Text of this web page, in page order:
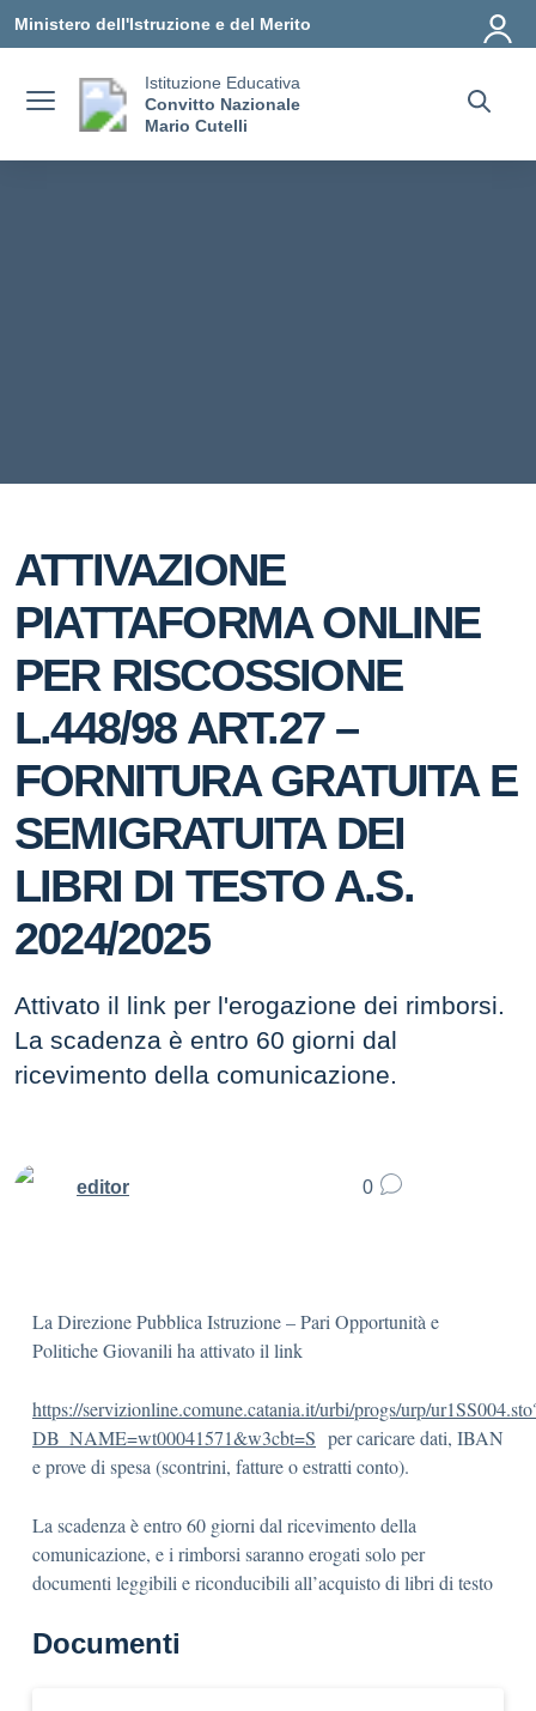
Ministero dell'Istruzione e del Merito
Istituzione Educativa
Convitto Nazionale
Mario Cutelli
ATTIVAZIONE
PIATTAFORMA ONLINE
PER RISCOSSIONE
L.448/98 ART.27 –
FORNITURA GRATUITA E
SEMIGRATUITA DEI
LIBRI DI TESTO A.S.
2024/2025
Attivato il link per l'erogazione dei rimborsi.
La scadenza è entro 60 giorni dal
ricevimento della comunicazione.
editor 0
La Direzione Pubblica Istruzione – Pari Opportunità e
Politiche Giovanili ha attivato il link
https://servizionline.comune.catania.it/urbi/progs/urp/
DB_NAME=wt00041571&w3cbt=S per caricare dati, IBAN
e prove di spesa (scontrini, fatture o estratti conto).
La scadenza è entro 60 giorni dal ricevimento della
comunicazione, e i rimborsi saranno erogati solo per
documenti leggibili e riconducibili all’acquisto di libri di testo
Documenti